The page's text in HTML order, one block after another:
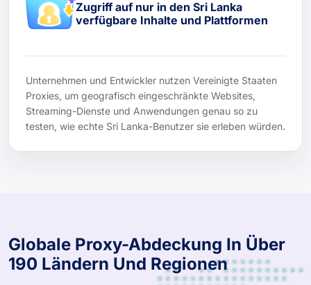
Zugriff auf nur in den Sri Lanka
verfügbare Inhalte und Plattformen
Unternehmen und Entwickler nutzen Vereinigte Staaten
Proxies, um geografisch eingeschränkte Websites,
Streaming-Dienste und Anwendungen genau so zu
testen, wie echte Sri Lanka-Benutzer sie erleben würden.
Globale Proxy-Abdeckung In Über
190 Ländern Und Regionen